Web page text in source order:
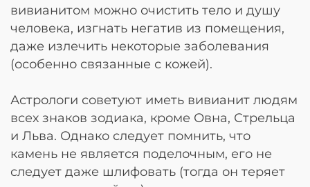
вивианитом можно очистить тело и душу
человека, изгнать негатив из помещения,
даже излечить некоторые заболевания
(особенно связанные с кожей).
Астрологи советуют иметь вивианит людям
всех знаков зодиака, кроме Овна, Стрельца
и Льва. Однако следует помнить, что
камень не является поделочным, его не
следует даже шлифовать (тогда он теряет